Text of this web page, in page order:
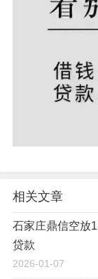
相关文章
石家庄鼎信空放
贷款
2026-01-07